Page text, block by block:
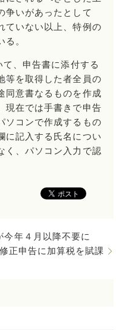
争いがあったとして
ていない以上、特例の
。
て、申告書に添付する
等を取得した者全員の
同意書なるものを作成
現在では手書きで申告
ソコンで作成するもの
に記入する氏名につい
く、パソコン入力で認
年４月以降不要に
正申告に加算税を賦課